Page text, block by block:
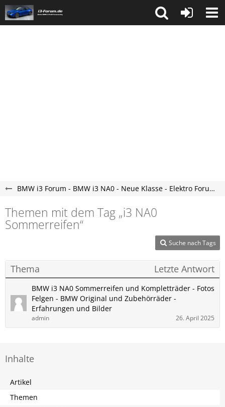
BMW i3 Forum - BMW i3 NA0 - Neue Klasse - Elektro Forum
Themen mit dem Tag „i3 NA0
Sommerreifen“
Suche nach Tags
Thema Letzte Antwort
BMW i3 NA0 Sommerreifen und Kompletträder - Fotos
Felgen - BMW Original und Zubehörräder -
Erfahrungen und Bilder
admin 26. April 2025
Inhalte
Artikel
Themen